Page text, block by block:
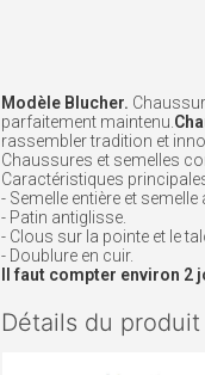
Modèle Blucher.
parfaitement maintenu.
rassembler tradition et
Chaussures et semelles
Caractéristiques
- Semelle entière et
- Patin antiglisse.
- Clous sur la pointe et le
- Doublure en cuir.
Il faut compter environ
Détails du produit